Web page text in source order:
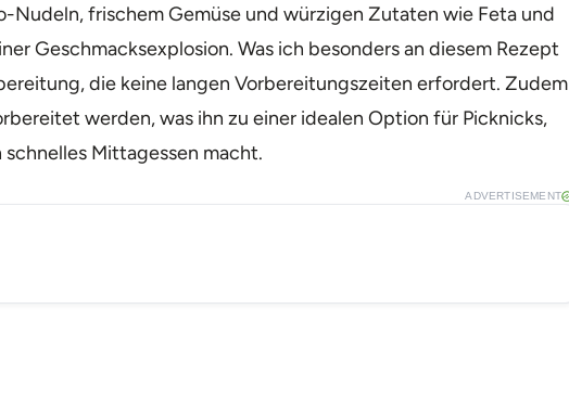
Nudeln, frischem Gemüse und würzigen Zutaten wie Feta und
Geschmacksexplosion. Was ich besonders an diesem Rezept
die keine langen Vorbereitungszeiten erfordert. Zudem
werden, was ihn zu einer idealen Option für Picknicks,
Mittagessen macht.
ADVERTISEMENT